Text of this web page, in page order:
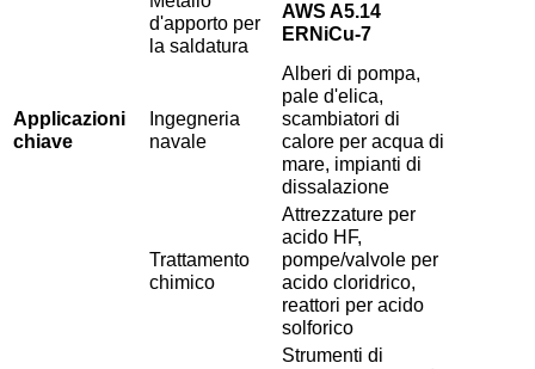
d'apporto per
la saldatura
AWS A5.14
ERNiCu-7
Applicazioni
chiave
Ingegneria
navale
Alberi di pompa,
pale d'elica,
scambiatori di
calore per acqua di
mare, impianti di
dissalazione
Trattamento
chimico
Attrezzature per
acido HF,
pompe/valvole per
acido cloridrico,
reattori per acido
solforico
Strumenti di